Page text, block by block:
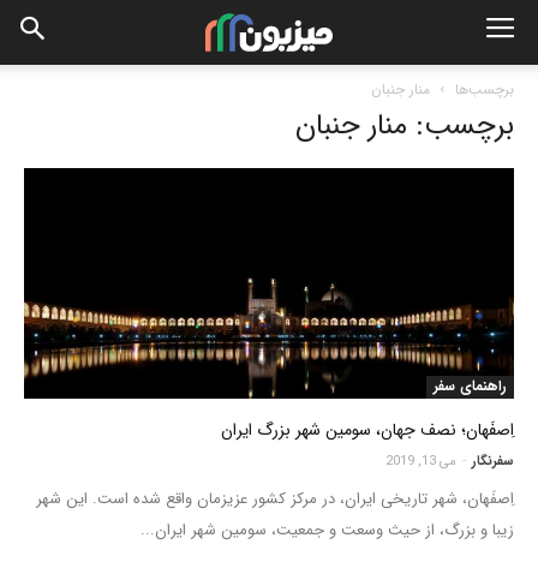
برچسب‌ها منار جنبان
برچسب: منار جنبان
راهنمای سفر
اِصفَهان؛ نصف جهان، سومین شهر بزرگ ایران
سفرنگار - می 13, 2019
اِصفَهان، شهر تاریخی ایران، در مرکز کشور عزیزمان واقع شده است. این شهر
زیبا و بزرگ، از حیث وسعت و جمعیت، سومین شهر ایران...